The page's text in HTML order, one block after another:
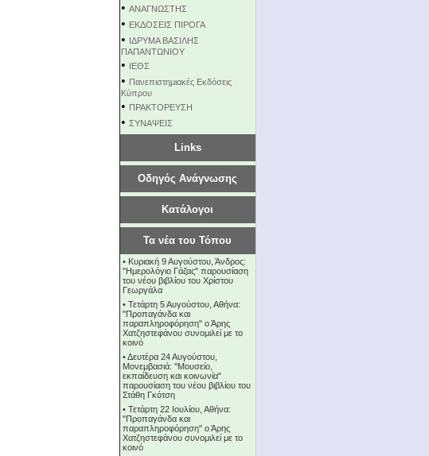
• ΑΝΑΓΝΩΣΤΗΣ
• ΕΚΔΟΣΕΙΣ ΠΙΡΟΓΑ
• ΙΔΡΥΜΑ ΒΑΣΙΛΗΣ
ΠΑΠΑΝΤΩΝΙΟΥ
• ΙΕΘΣ
• Πανεπιστημιακές Εκδόσεις
Κύπρου
• ΠΡΑΚΤΟΡΕΥΣΗ
• ΣΥΝΑΨΕΙΣ
Links
Οδηγός Ανάγνωσης
Κατάλογοι
Τα νέα του Τόπου
• Κυριακή 9 Αυγούστου, Άνδρος:
"Ημερολόγιο Γάζας" παρουσίαση
του νέου βιβλίου του Χρίστου
Γεωργάλα
• Τετάρτη 5 Αυγούστου, Αθήνα:
"Προπαγάνδα και
παραπληροφόρηση" ο Άρης
Χατζηστεφάνου συνομιλεί με το
κοινό
•Δευτέρα 24 Αυγούστου,
Μονεμβασιά: "Μουσείο,
εκπαίδευση και κοινωνία"
παρουσίαση του νέου βιβλίου του
Στάθη Γκότση
• Τετάρτη 22 Ιουλίου, Αθήνα:
"Προπαγάνδα και
παραπληροφόρηση" ο Άρης
Χατζηστεφάνου συνομιλεί με το
κοινό